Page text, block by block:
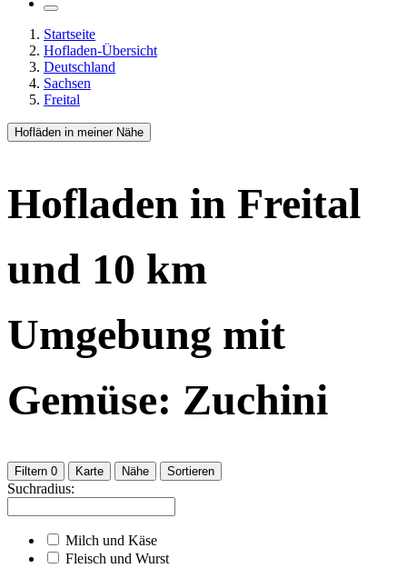
Startseite
Hofladen-Übersicht
Deutschland
Sachsen
Freital
Hofläden in meiner Nähe
Hofladen in Freital
und 10 km
Umgebung mit
Gemüse: Zuchini
Filtern 0 Karte Nähe Sortieren
Suchradius:
Milch und Käse
Fleisch und Wurst